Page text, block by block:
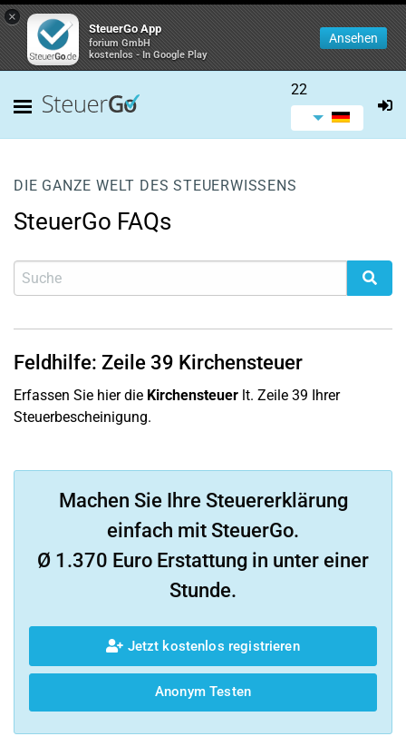
×
SteuerGo App
forium GmbH
kostenlos - In Google Play
Ansehen
22
DIE GANZE WELT DES STEUERWISSENS
SteuerGo FAQs
Feldhilfe: Zeile 39 Kirchensteuer
Erfassen Sie hier die Kirchensteuer lt. Zeile 39 Ihrer
Steuerbescheinigung.
Machen Sie Ihre Steuererklärung
einfach mit SteuerGo.
Ø 1.370 Euro Erstattung in unter einer
Stunde.
Jetzt kostenlos registrieren
Anonym Testen